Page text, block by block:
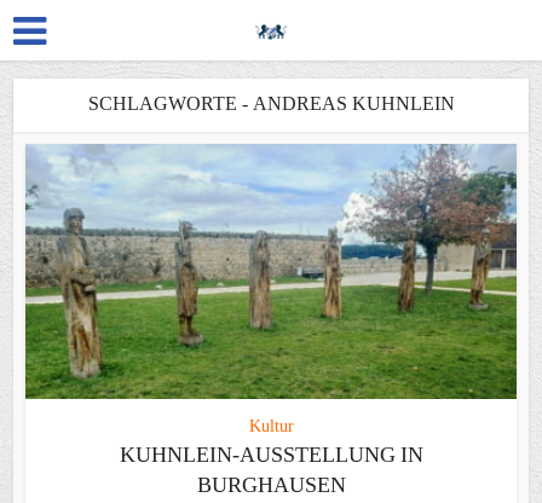
SCHLAGWORTE - ANDREAS KUHNLEIN
Kultur
KUHNLEIN-AUSSTELLUNG IN
BURGHAUSEN